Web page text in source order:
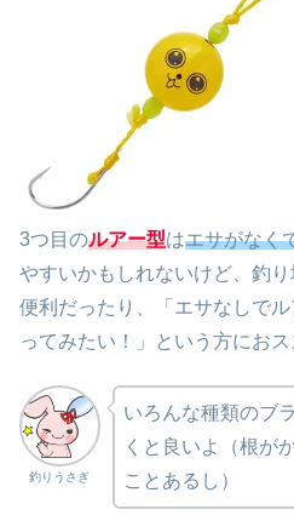
3つ目のルアー型はエサがなく
やすいかもしれないけど、釣
便利だったり、「エサなしで
ってみたい！」という方におス
釣りうさぎ
いろんな種類のブ
くと良いよ（根が
ことあるし）